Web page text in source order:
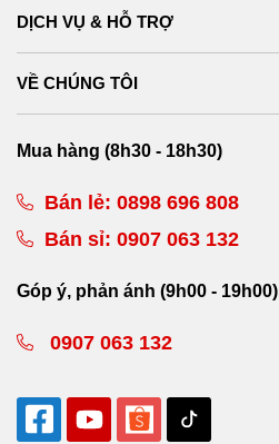
DỊCH VỤ & HỖ TRỢ
VỀ CHÚNG TÔI
Mua hàng (8h30 - 18h30)
Bán lẻ: 0898 696 808
Bán sỉ: 0907 063 132
Góp ý, phản ánh (9h00 - 19h00)
0907 063 132